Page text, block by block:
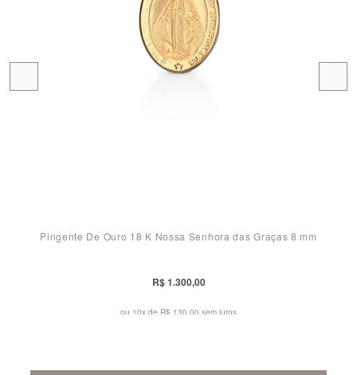
Pingente De Ouro 18 K Nossa Senhora das Graças 8 mm
R$ 1.300,00
ou 10x de R$ 130,00 sem juros